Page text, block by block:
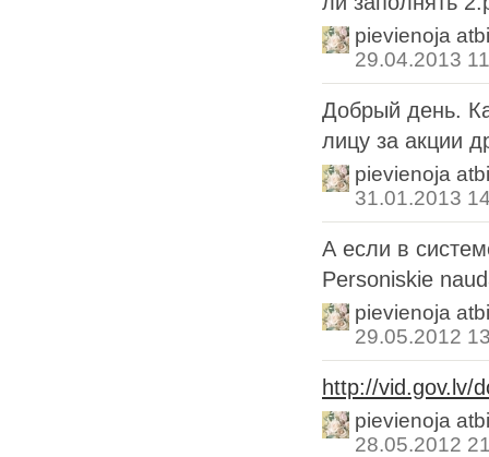
pievienoja
29.04.2013
Добрый день.
лицу за акции
pievienoja
31.01.2013
А если в
Personiskie
pievienoja
29.05.2012
http://vid.gov.lv/
pievienoja
28.05.2012